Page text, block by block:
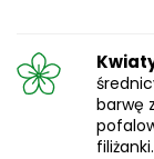
barwę
filiżanki.